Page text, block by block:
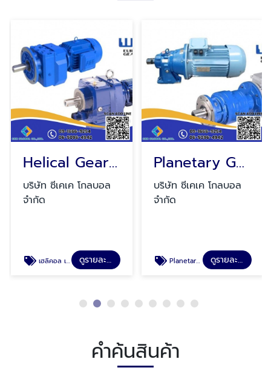
Helical Gear (เฮลิคอล เกียร์)
บริษัท ซีเคเค โกลบอล
จำกัด
เฮลิคอล เกียร์ ดูรายละเอียด
Planetary Gear (แพลนเนตตารี่ เกียร์)
บริษัท ซีเคเค โกลบอล
จำกัด
Planetary Gear ดูรายละเอียด
คำค้นสินค้า